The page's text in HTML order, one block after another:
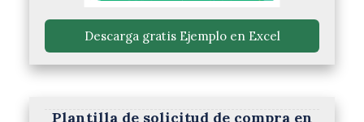
Descarga gratis Ejemplo en Excel
Plantilla de solicitud de compra en